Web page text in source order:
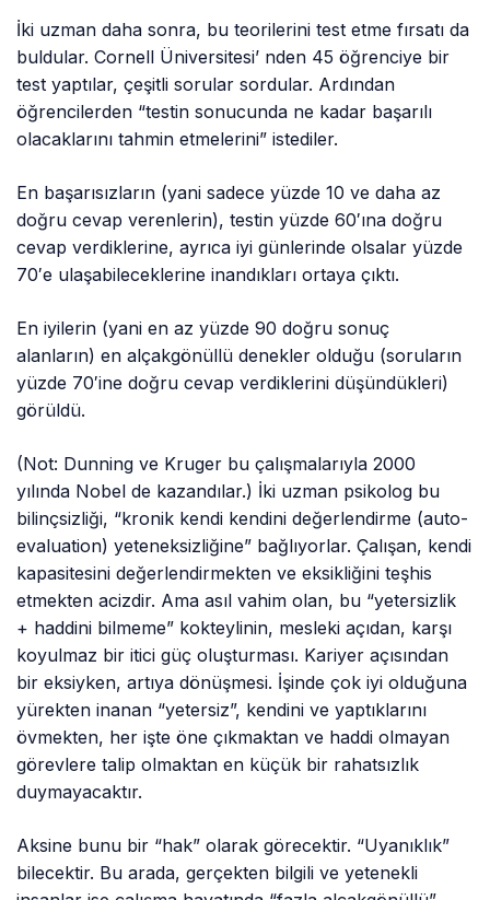
İki uzman daha sonra, bu teorilerini test etme fırsatı da
buldular. Cornell Üniversitesi’ nden 45 öğrenciye bir
test yaptılar, çeşitli sorular sordular. Ardından
öğrencilerden “testin sonucunda ne kadar başarılı
olacaklarını tahmin etmelerini” istediler.
En başarısızların (yani sadece yüzde 10 ve daha az
doğru cevap verenlerin), testin yüzde 60′ına doğru
cevap verdiklerine, ayrıca iyi günlerinde olsalar yüzde
70′e ulaşabileceklerine inandıkları ortaya çıktı.
En iyilerin (yani en az yüzde 90 doğru sonuç
alanların) en alçakgönüllü denekler olduğu (soruların
yüzde 70′ine doğru cevap verdiklerini düşündükleri)
görüldü.
(Not: Dunning ve Kruger bu çalışmalarıyla 2000
yılında Nobel de kazandılar.) İki uzman psikolog bu
bilinçsizliği, “kronik kendi kendini değerlendirme (auto-
evaluation) yeteneksizliğine” bağlıyorlar. Çalışan, kendi
kapasitesini değerlendirmekten ve eksikliğini teşhis
etmekten acizdir. Ama asıl vahim olan, bu “yetersizlik
+ haddini bilmeme” kokteylinin, mesleki açıdan, karşı
koyulmaz bir itici güç oluşturması. Kariyer açısından
bir eksiyken, artıya dönüşmesi. İşinde çok iyi olduğuna
yürekten inanan “yetersiz”, kendini ve yaptıklarını
övmekten, her işte öne çıkmaktan ve haddi olmayan
görevlere talip olmaktan en küçük bir rahatsızlık
duymayacaktır.
Aksine bunu bir “hak” olarak görecektir. “Uyanıklık”
bilecektir. Bu arada, gerçekten bilgili ve yetenekli